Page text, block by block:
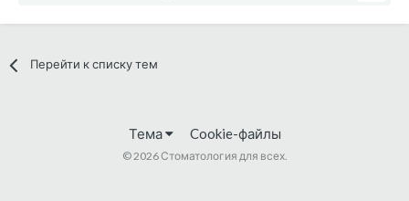
Перейти к списку тем
Тема Cookie-файлы
©2026 Стоматология для всех.